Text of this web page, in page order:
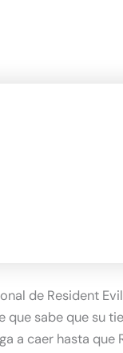
de Resident
que sabe que su
a caer hasta que